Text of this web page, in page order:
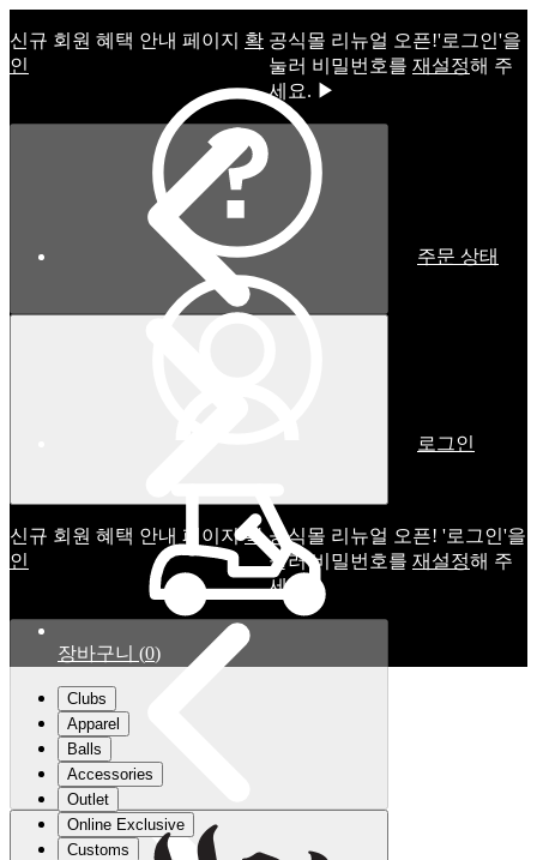
신규 회원 혜택 안내 페이지 확
인
공식몰 리뉴얼 오픈!ㅤ'로그인'을
눌러 비밀번호를 재설정해 주
세요. ▶
신규 회원 혜택 안내 페이지확
인
공식몰 리뉴얼 오픈! '로그인'을
눌러 비밀번호를 재설정해 주
세요.
주문 상태
로그인
장바구니 (0)
Clubs
Apparel
Balls
Accessories
Outlet
Online Exclusive
Customs